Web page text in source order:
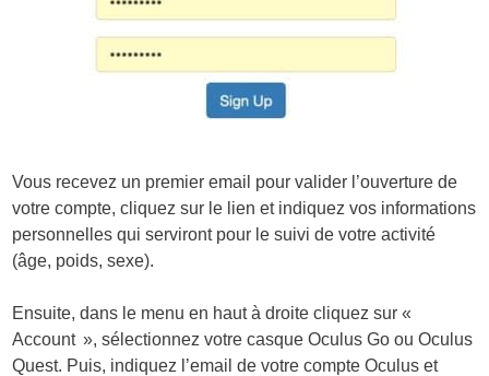
Vous recevez un premier email pour valider l’ouverture de
votre compte, cliquez sur le lien et indiquez vos informations
personnelles qui serviront pour le suivi de votre activité
(âge, poids, sexe).
Ensuite, dans le menu en haut à droite cliquez sur «
Account », sélectionnez votre casque Oculus Go ou Oculus
Quest. Puis, indiquez l’email de votre compte Oculus et